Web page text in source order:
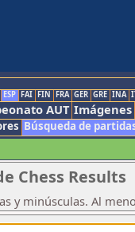
ESP FAI FIN FRA GER GRE INA
AUT Imágenes
Búsqueda de
Chess Results
y minúsculas. Al